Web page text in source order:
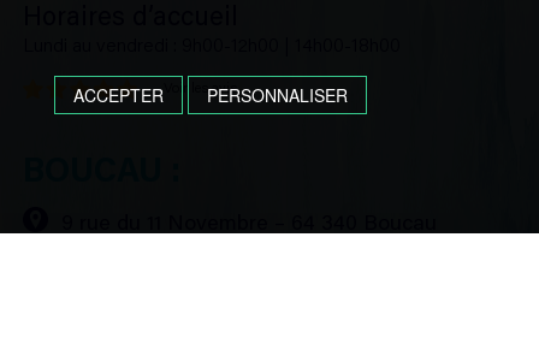
Voir les avis
ACCEPTER PERSONNALISER